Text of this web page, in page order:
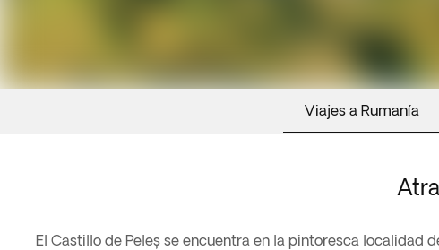
Viajes a Rumanía
El Castillo de Peleș se encuentra en la pintoresca localidad